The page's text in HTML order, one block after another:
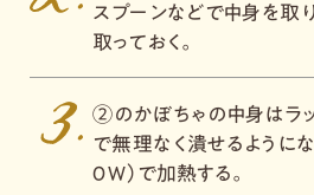
スプーンなどで中身を取
取っておく。
②のかぼちゃの中身はラ
で無理なく潰せるようにな
０Ｗ）で加熱する。